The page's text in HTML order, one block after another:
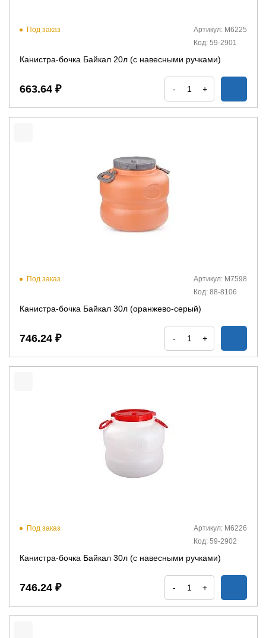
Под заказ
Артикул: М6225
Код: 59-2901
Канистра-бочка Байкал 20л (с навесными ручками)
663.64 ₽ - +
Под заказ
Артикул: М7598
Код: 88-8106
Канистра-бочка Байкал 30л (оранжево-серый)
746.24 ₽ - +
Под заказ
Артикул: М6226
Код: 59-2902
Канистра-бочка Байкал 30л (с навесными ручками)
746.24 ₽ - +